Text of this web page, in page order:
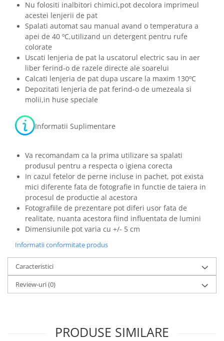
Nu folositi inalbitori chimici,pot decolora imprimeul
acestei lenjerii de pat
Spalati automat sau manual avand o temperatura a
apei de 40 ºC,utilizand un detergent pentru rufe
colorate
Uscati lenjeria de pat la uscatorul electric sau in aer
liber ferind-o de razele directe ale soarelui
Calcati lenjeria de pat dupa uscare la maxim 130ºC
Depozitati lenjeria de pat ferind-o de umezeala si
molii,in huse speciale
Informatii Suplimentare
Va recomandam ca la prima utilizare sa spalati
produsul pentru a respecta o igiena corecta
In cazul fetelor de perne incluse in pachet, pot exista
mici diferente fata de fotografie in functie de taiera in
procesul de productie al acestora
Fotografiile de prezentare pot diferi usor fata de
realitate, nuanta acestora fiind influentata de lumini
Dimensiunile pot varia cu +/- 5 cm
Informatii conformitate produs
Caracteristici
Review-uri(0)
PRODUSE SIMILARE